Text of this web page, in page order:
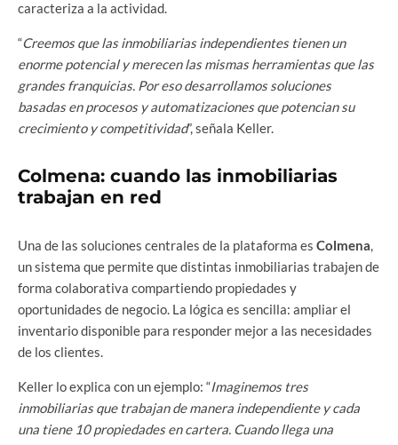
caracteriza a la actividad.
“Creemos que las inmobiliarias independientes tienen un
enorme potencial y merecen las mismas herramientas que las
grandes franquicias. Por eso desarrollamos soluciones
basadas en procesos y automatizaciones que potencian su
crecimiento y competitividad”, señala Keller.
Colmena: cuando las inmobiliarias
trabajan en red
Una de las soluciones centrales de la plataforma es Colmena,
un sistema que permite que distintas inmobiliarias trabajen de
forma colaborativa compartiendo propiedades y
oportunidades de negocio. La lógica es sencilla: ampliar el
inventario disponible para responder mejor a las necesidades
de los clientes.
Keller lo explica con un ejemplo: “Imaginemos tres
inmobiliarias que trabajan de manera independiente y cada
una tiene 10 propiedades en cartera. Cuando llega una